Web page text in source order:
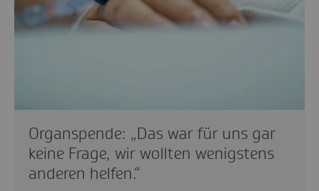
Organspende: „Das war für uns gar
keine Frage, wir wollten wenigstens
anderen helfen.“